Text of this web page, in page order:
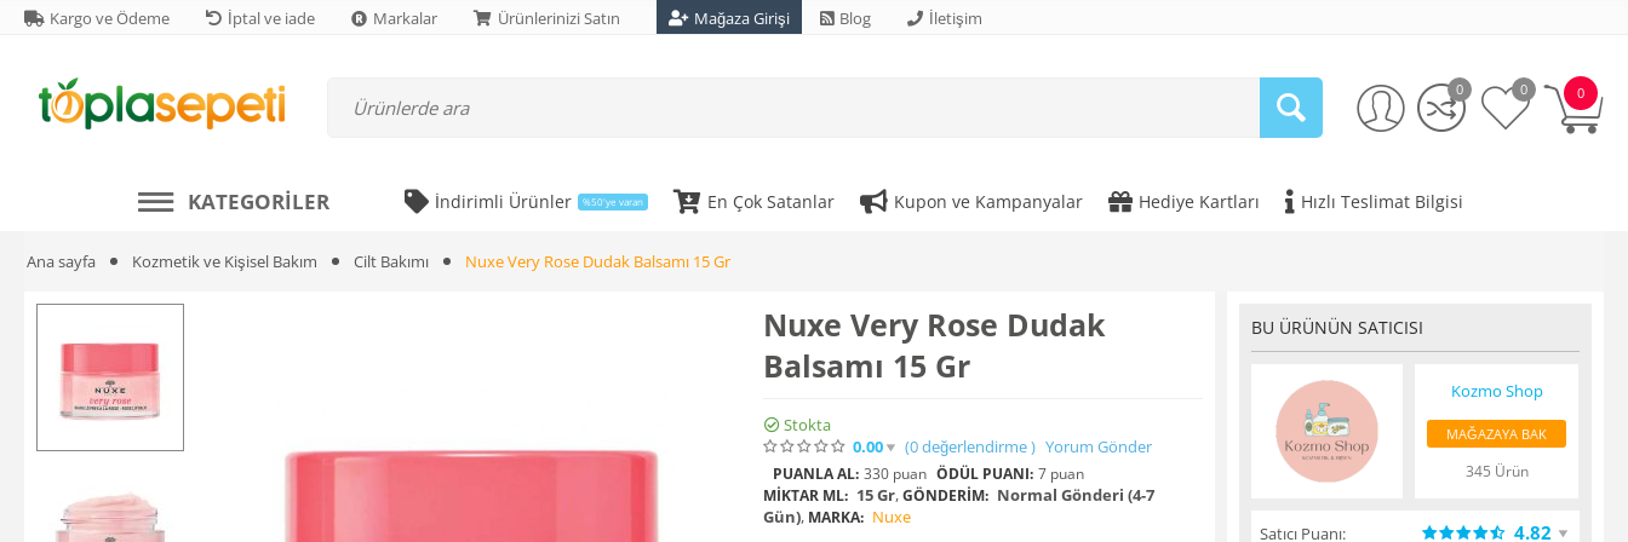
Kargo ve Ödeme İptal ve iade Markalar Ürünlerinizi Satın Mağaza Girişi Blog İletişim
0
0 0
KATEGORILER İndirimli Ürünler %50'ye varan En Çok Satanlar Kupon ve Kampanyalar Hediye Kartları Hızlı Teslimat Bilgisi
Ana sayfa Kozmetik ve Kişisel Bakım Cilt Bakımı Nuxe Very Rose Dudak Balsamı 15 Gr
Nuxe Very Rose Dudak
Balsamı 15 Gr
Stokta
0.00
(0değerlendirme) Yorum Gönder
PUANLA AL: 330 puan ÖDÜL PUANI: 7 puan
MIKTAR ML: 15 Gr,GÖNDERIM: Normal Gönderi (4-7
Gün), MARKA: Nuxe
BU ÜRÜNÜN SATICISI
Kozmo Shop
MAĞAZAYA BAK
345 Ürün
Satıcı Puanı: 4.82